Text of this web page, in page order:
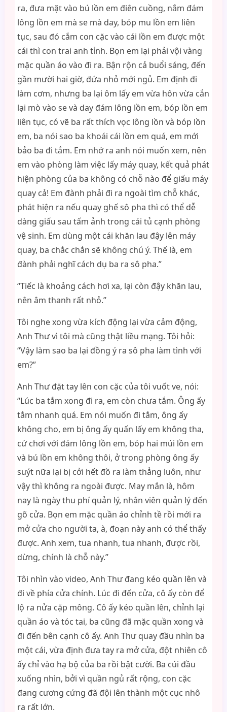
ra, đưa mặt vào bú lồn em điên cuồng, nắm đám
lông lồn em mà se mà day, bóp mu lồn em liên
tục, sau đó cắm con cặc vào cái lồn em được một
cái thì con trai anh tỉnh. Bọn em lại phải vội vàng
mặc quần áo vào đi ra. Bận rộn cả buổi sáng, đến
gần mười hai giờ, đứa nhỏ mới ngủ. Em định đi
làm cơm, nhưng ba lại ôm lấy em vừa hôn vừa cắn
lại mò vào se và day đám lông lồn em, bóp lồn em
liên tục, có vẽ ba rất thích vọc lông lồn và bóp lồn
em, ba nói sao ba khoái cái lồn em quá, em mới
bảo ba đi tắm. Em nhớ ra anh nói muốn xem, nên
em vào phòng làm việc lấy máy quay, kết quả phát
hiện phòng của ba không có chỗ nào để giấu máy
quay cả! Em đành phải đi ra ngoài tìm chỗ khác,
phát hiện ra nếu quay ghế sô pha thì có thể dễ
dàng giấu sau tấm ảnh trong cái tủ cạnh phòng
vệ sinh. Em dùng một cái khăn lau đậy lên máy
quay, ba chắc chắn sẽ không chú ý. Thế là, em
đành phải nghĩ cách dụ ba ra sô pha.”
“Tiếc là khoảng cách hơi xa, lại còn đậy khăn lau,
nên âm thanh rất nhỏ.”
Tôi nghe xong vừa kích động lại vừa cảm động,
Anh Thư vì tôi mà cũng thật liều mạng. Tôi hỏi:
“Vậy làm sao ba lại đồng ý ra sô pha làm tình với
em?”
Anh Thư đặt tay lên con cặc của tôi vuốt ve, nói:
“Lúc ba tắm xong đi ra, em còn chưa tắm. Ông ấy
tắm nhanh quá. Em nói muốn đi tắm, ông ấy
không cho, em bị ông ấy quấn lấy em không tha,
cứ chơi với đám lông lồn em, bóp hai múi lồn em
và bú lồn em không thôi, ở trong phòng ông ấy
suýt nữa lại bị cởi hết đồ ra làm thẳng luôn, như
vậy thì không ra ngoài được. May mắn là, hôm
nay là ngày thu phí quản lý, nhân viên quản lý đến
gõ cửa. Bọn em mặc quần áo chỉnh tề rồi mới ra
mở cửa cho người ta, à, đoạn này anh có thể thấy
được. Anh xem, tua nhanh, tua nhanh, được rồi,
dừng, chính là chỗ này.”
Tôi nhìn vào video, Anh Thư đang kéo quần lên và
đi về phía cửa chính. Lúc đi đến cửa, cô ấy còn để
lộ ra nửa cặp mông. Cô ấy kéo quần lên, chỉnh lại
quần áo và tóc tai, ba cũng đã mặc quần xong và
đi đến bên cạnh cô ấy. Anh Thư quay đầu nhìn ba
một cái, vừa định đưa tay ra mở cửa, đột nhiên cô
ấy chỉ vào hạ bộ của ba rồi bật cười. Ba cúi đầu
xuống nhìn, bởi vì quần ngủ rất rộng, con cặc
đang cương cứng đã đội lên thành một cục nhô
ra rất lớn.